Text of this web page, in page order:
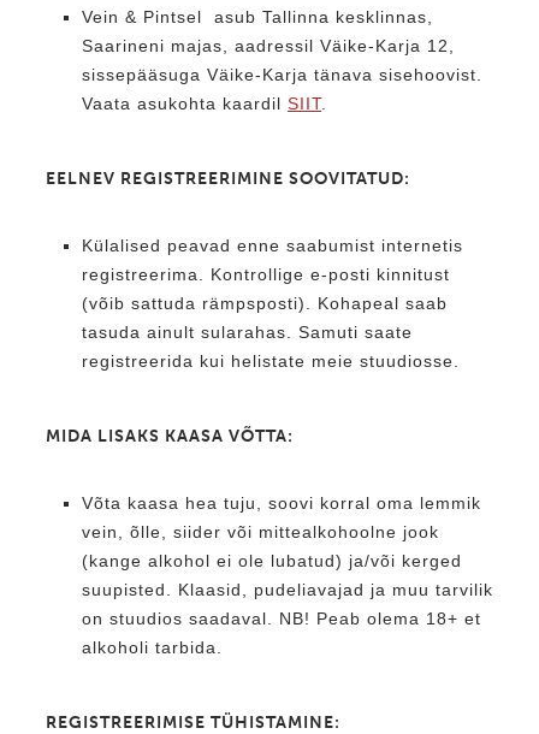
Vein & Pintsel asub Tallinna kesklinnas,
Saarineni majas, aadressil Väike-Karja 12,
sissepääsuga Väike-Karja tänava sisehoovist.
Vaata asukohta kaardil SIIT.
EELNEV REGISTREERIMINE SOOVITATUD:
Külalised peavad enne saabumist internetis
registreerima. Kontrollige e-posti kinnitust
(võib sattuda rämpsposti). Kohapeal saab
tasuda ainult sularahas. Samuti saate
registreerida kui helistate meie stuudiosse.
MIDA LISAKS KAASA VÕTTA:
Võta kaasa hea tuju, soovi korral oma lemmik
vein, õlle, siider või mittealkohoolne jook
(kange alkohol ei ole lubatud) ja/või kerged
suupisted. Klaasid, pudeliavajad ja muu tarvilik
on stuudios saadaval. NB! Peab olema 18+ et
alkoholi tarbida.
REGISTREERIMISE TÜHISTAMINE: